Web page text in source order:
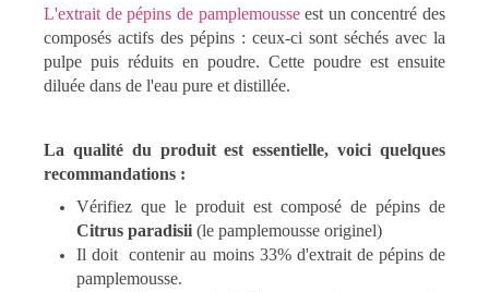
L'extrait de pépins de pamplemousseest un concentré des
composés actifs des pépins : ceux-ci sont séchés avec la
pulpe puis réduits en poudre. Cette poudre est ensuite
diluée dans de l'eau pure et distillée.
La qualité du produit est essentielle, voici quelques
recommandations :
Vérifiez que le produit est composé de pépins de
Citrus paradisii (le pamplemousse originel)
Il doit contenir au moins 33% d'extrait de pépins de
pamplemousse.